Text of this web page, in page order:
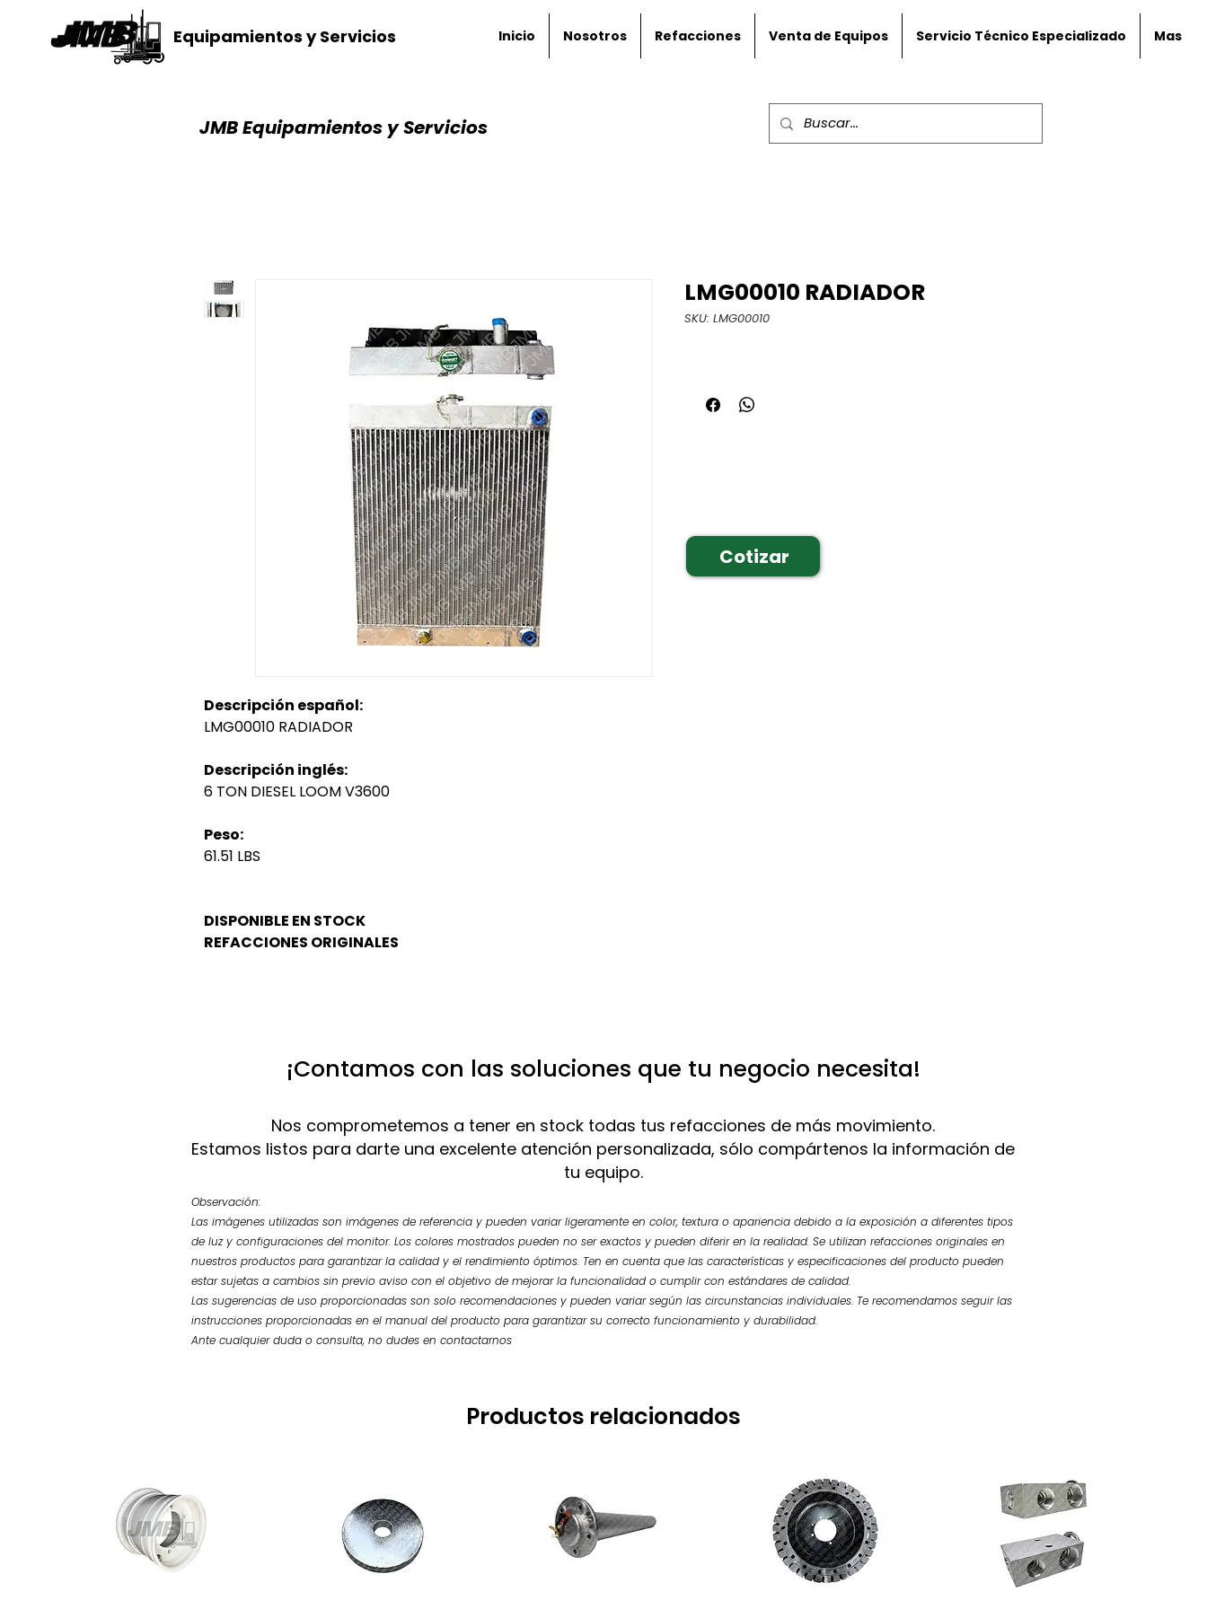
Equipamientos y Servicios Inicio Nosotros Refacciones Venta de Equipos Servicio Técnico Especializado Mas
JMB Equipamientos y Servicios
Descripción español:
LMG00010 RADIADOR
Descripción inglés:
6 TON DIESEL LOOM V3600
Peso:
61.51 LBS
DISPONIBLE EN STOCK
REFACCIONES ORIGINALES
LMG00010 RADIADOR
SKU: LMG00010
Cotizar
¡Contamos con las soluciones que tu negocio necesita!
Nos comprometemos a tener en stock todas tus refacciones de más movimiento.
Estamos listos para darte una excelente atención personalizada, sólo compártenos la información de
tu equipo.
Observación:
Las imágenes utilizadas son imágenes de referencia y pueden variar ligeramente en color, textura o apariencia debido a la exposición a diferentes tipos
de luz y configuraciones del monitor. Los colores mostrados pueden no ser exactos y pueden diferir en la realidad. Se utilizan refacciones originales en
nuestros productos para garantizar la calidad y el rendimiento óptimos. Ten en cuenta que las características y especificaciones del producto pueden
estar sujetas a cambios sin previo aviso con el objetivo de mejorar la funcionalidad o cumplir con estándares de calidad.
Las sugerencias de uso proporcionadas son solo recomendaciones y pueden variar según las circunstancias individuales. Te recomendamos seguir las
instrucciones proporcionadas en el manual del producto para garantizar su correcto funcionamiento y durabilidad.
Ante cualquier duda o consulta, no dudes en contactarnos
Productos relacionados